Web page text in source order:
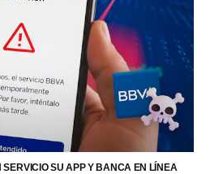
SU APP Y BANCA EN LÍNEA